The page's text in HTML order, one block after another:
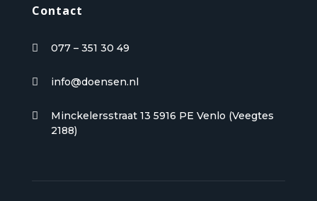
Contact
 077 – 351 30 49
 info@doensen.nl

Minckelersstraat 13 5916 PE Venlo (Veegtes
2188)